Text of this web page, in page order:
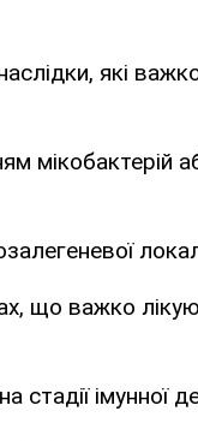
наслідки, які
мікобактерій
що важко
імунної